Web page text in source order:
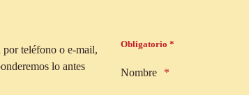
por teléfono o e-mail,
lo antes
Obligatorio *
Nombre